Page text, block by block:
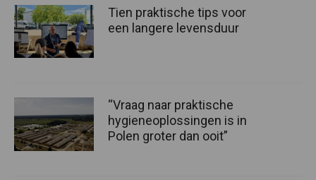
Tien praktische tips voor
een langere levensduur
“Vraag naar praktische
hygieneoplossingen is in
Polen groter dan ooit”